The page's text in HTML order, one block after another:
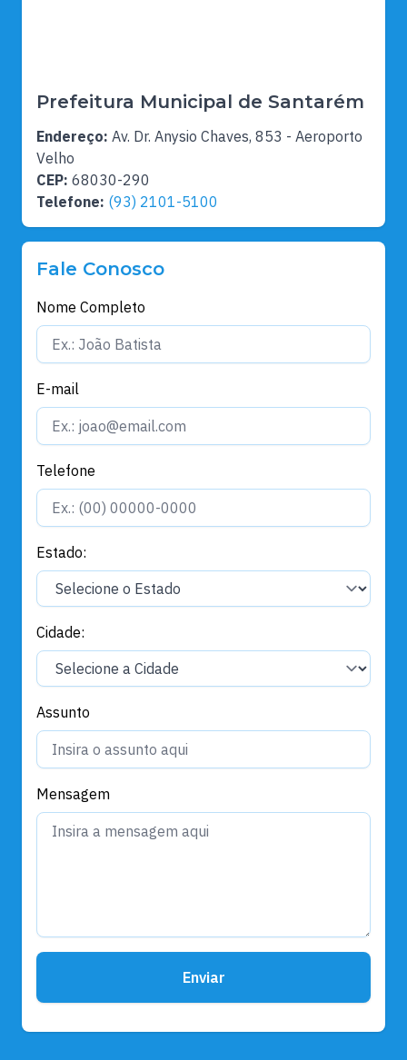
Prefeitura Municipal de Santarém
Endereço: Av. Dr. Anysio Chaves, 853 - Aeroporto
Velho
CEP: 68030-290
Telefone: (93) 2101-5100
Fale Conosco
Nome Completo
E-mail
Telefone
Estado:
Cidade:
Assunto
Mensagem
Enviar